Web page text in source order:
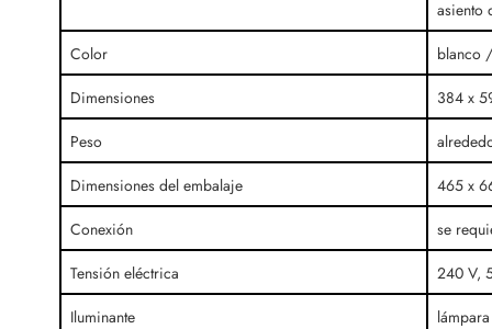
asiento
Color
blanco
Dimensiones
384 x
Peso
Dimensiones del embalaje
465 x
Conexión
se
Tensión eléctrica
240 V,
Iluminante